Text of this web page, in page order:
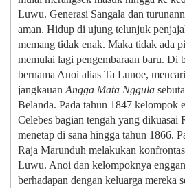
Luwu. Generasi Sangala dan
aman. Hidup di ujung telunjuk
memang tidak enak. Maka tidak ada
memulai lagi pengembaraan baru. Di
bernama Anoi alias Ta Lunoe,
jangkauan Angga Mata Nggula
Belanda. Pada tahun 1847 kelompok
Celebes bagian tengah yang dikuasai
menetap di sana hingga tahun 1866.
Raja Marunduh melakukan
Luwu. Anoi dan kelompoknya
berhadapan dengan keluarga mereka